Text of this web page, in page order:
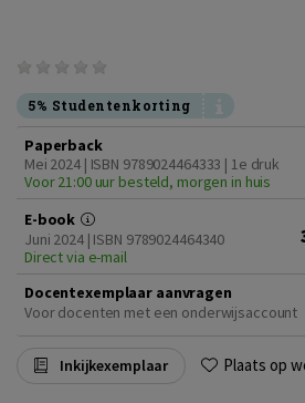
5% Studentenkorting
Paperback
Mei 2024 | ISBN 9789024464333 | 1e druk
Voor 21:00 uur besteld, morgen in huis
E-book
Juni 2024 | ISBN 9789024464340
Direct via e-mail
Docentexemplaar aanvragen
Voor docenten met een onderwijsaccount
Inkijkexemplaar Plaats op